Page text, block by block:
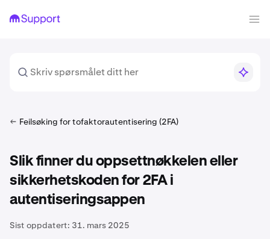
Feilsøking for tofaktorautentisering (2FA)
Slik finner du oppsettnøkkelen eller
sikkerhetskoden for 2FA i
autentiseringsappen
Sist oppdatert: 31. mars 2025